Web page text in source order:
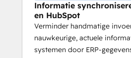
Informatie
en HubSpot
Verminder handmatige
nauwkeurige, actuele
systemen door ERP-